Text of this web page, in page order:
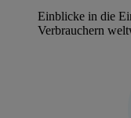
Einblicke in die
Verbrauchern